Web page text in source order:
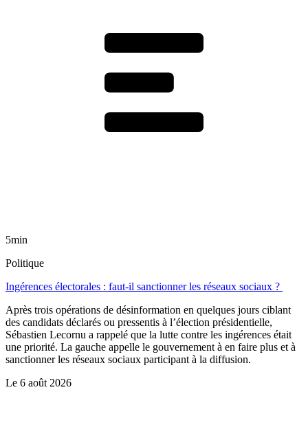
5min
Politique
Ingérences électorales : faut-il sanctionner les réseaux sociaux ?
Après trois opérations de désinformation en quelques jours ciblant
des candidats déclarés ou pressentis à l’élection présidentielle,
Sébastien Lecornu a rappelé que la lutte contre les ingérences était
une priorité. La gauche appelle le gouvernement à en faire plus et à
sanctionner les réseaux sociaux participant à la diffusion.
Le 6 août 2026